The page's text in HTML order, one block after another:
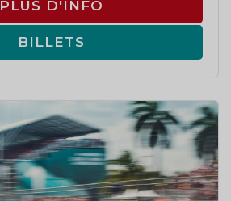
PLUS D'INFO
BILLETS